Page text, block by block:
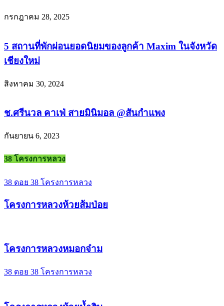
กรกฎาคม 28, 2025
5 สถานที่พักผ่อนยอดนิยมของลูกค้า Maxim ในจังหวัด
เชียงใหม่
สิงหาคม 30, 2024
ช.ศรีนวล คาเฟ่ สายมินิมอล @สันกำแพง
กันยายน 6, 2023
38 โครงการหลวง
38 ดอย 38 โครงการหลวง
โครงการหลวงห้วยส้มป่อย
โครงการหลวงหมอกจ๋าม
38 ดอย 38 โครงการหลวง